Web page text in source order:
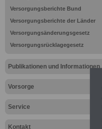
Versorgungsberichte Bund
Versorgungsberichte der Länder
Versorgungsänderungsgesetz
Versorgungsrücklagegesetz
Publikationen und Informationen
Vorsorge
Service
Kontakt